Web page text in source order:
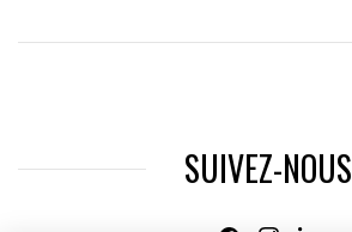
SUIVEZ-NOUS